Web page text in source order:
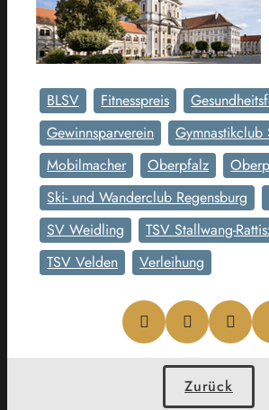
BLSV Fitnesspreis
Gewinnsparverein
Mobilmacher
Oberpfalz
Ski- und Wanderclub Regensburg
SV Weidling
TSV Stallwang-
TSV Velden
Verleihung
Zurück